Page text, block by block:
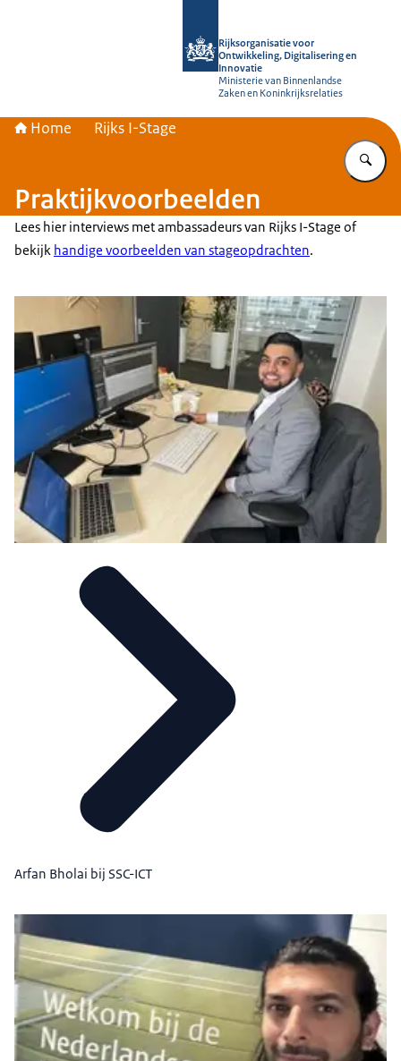
Rijksorganisatie voor
Ontwikkeling, Digitalisering en
Innovatie
Ministerie van Binnenlandse
Zaken en Koninkrijksrelaties
Home Rijks I-Stage
Praktijkvoorbeelden
Lees hier interviews met ambassadeurs van Rijks I-Stage of
bekijk handige voorbeelden van stageopdrachten.
Arfan Bholai bij SSC-ICT